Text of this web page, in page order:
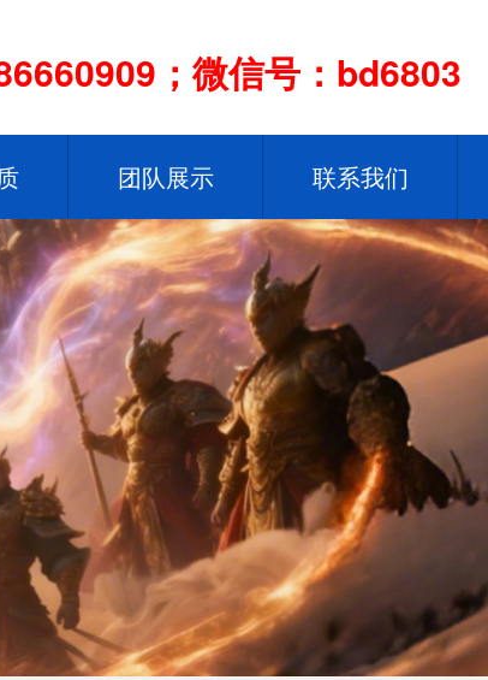
；微信号：bd6803
团队展示 联系我们